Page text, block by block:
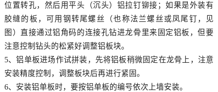
位置转孔，然后用平头（沉头）铝拉钉铆接；如果是外装有
胶缝的板，可用钢转尾螺丝（也称法兰螺丝或凤尾钉，见
图）直接通过铝角码的连接孔钻进龙骨里来固定铝板，但要
注意控制钻头的松紧好调整铝板块。
5、铝单板进场作试拼装，先将铝板稍微固定在龙骨上，注意
安装精度控制，调整板块后再进行紧固。
6、安装铝单板时，要按铝单板的编号依次上墙安装。